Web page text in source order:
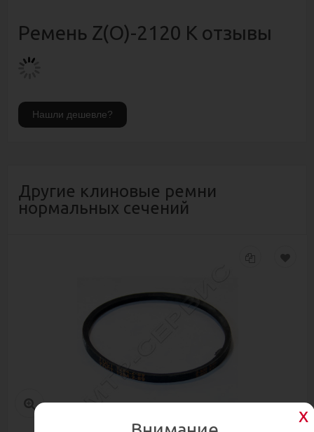
Ремень Z(О)-2120 К отзывы
Другие клиновые ремни
нормальных сечений